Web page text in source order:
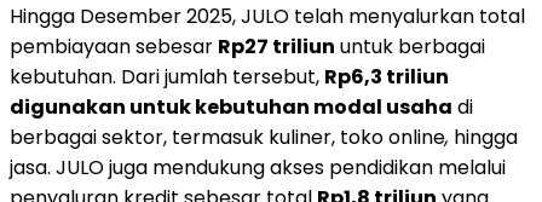
Hingga Desember 2025, JULO telah menyalurkan total
pembiayaan sebesar Rp27 triliun untuk berbagai
kebutuhan. Dari jumlah tersebut, Rp6,3 triliun
digunakan untuk kebutuhan modal usaha di
berbagai sektor, termasuk kuliner, toko online, hingga
jasa. JULO juga mendukung akses pendidikan melalui